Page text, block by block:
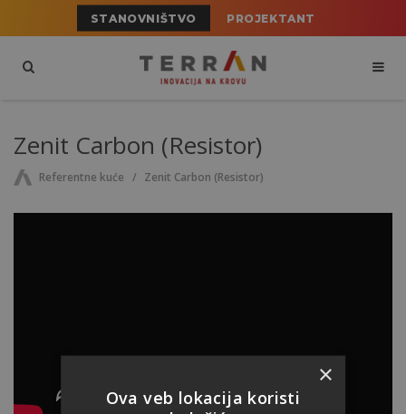
STANOVNIŠTVO PROJEKTANT
Zenit Carbon (Resistor)
Referentne kuće Zenit Carbon (Resistor)
×
Ova veb lokacija koristi